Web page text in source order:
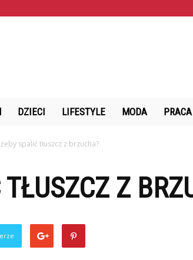
DZIECI LIFESTYLE MODA PRACA
spalić tłuszcz z brzucha?
Z